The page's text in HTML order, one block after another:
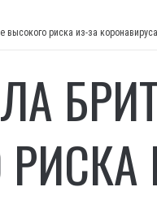
высокого риска из-за коронавируса